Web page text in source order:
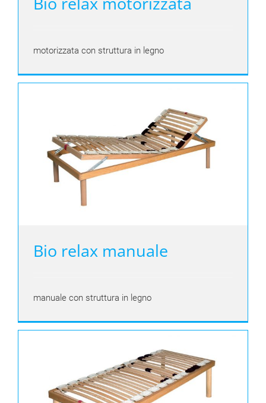
motorizzata con struttura in legno
Bio relax manuale
manuale con struttura in legno